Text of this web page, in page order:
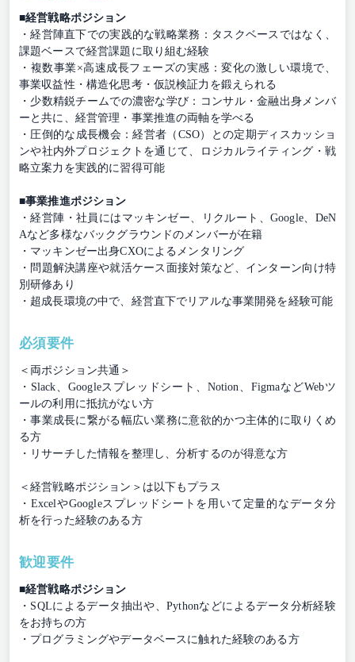
■経営戦略ポジション
・経営陣直下での実践的な戦略業務：タスクベースではなく、
課題ベースで経営課題に取り組む経験
・複数事業×高速成長フェーズの実感：変化の激しい環境で、
事業収益性・構造化思考・仮説検証力を鍛えられる
・少数精鋭チームでの濃密な学び：コンサル・金融出身メンバ
ーと共に、経営管理・事業推進の両軸を学べる
・圧倒的な成長機会：経営者（CSO）との定期ディスカッショ
ンや社内外プロジェクトを通じて、ロジカルライティング・戦
略立案力を実践的に習得可能
■事業推進ポジション
・経営陣・社員にはマッキンゼー、リクルート、Google、DeN
Aなど多様なバックグラウンドのメンバーが在籍
・マッキンゼー出身CXOによるメンタリング
・問題解決講座や就活ケース面接対策など、インターン向け特
別研修あり
・超成長環境の中で、経営直下でリアルな事業開発を経験可能
必須要件
＜両ポジション共通＞
・Slack、Googleスプレッドシート、Notion、FigmaなどWebツ
ールの利用に抵抗がない方
・事業成長に繋がる幅広い業務に意欲的かつ主体的に取りくめ
る方
・リサーチした情報を整理し、分析するのが得意な方
＜経営戦略ポジション＞は以下もプラス
・ExcelやGoogleスプレッドシートを用いて定量的なデータ分
析を行った経験のある方
歓迎要件
■経営戦略ポジション
・SQLによるデータ抽出や、Pythonなどによるデータ分析経験
をお持ちの方
・プログラミングやデータベースに触れた経験のある方